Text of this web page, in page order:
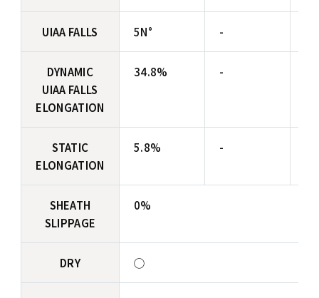
UIAA FALLS 5N° -
DYNAMIC
UIAA FALLS
ELONGATION
34.8% -
STATIC
ELONGATION
5.8% -
SHEATH
SLIPPAGE
0%
DRY ◯